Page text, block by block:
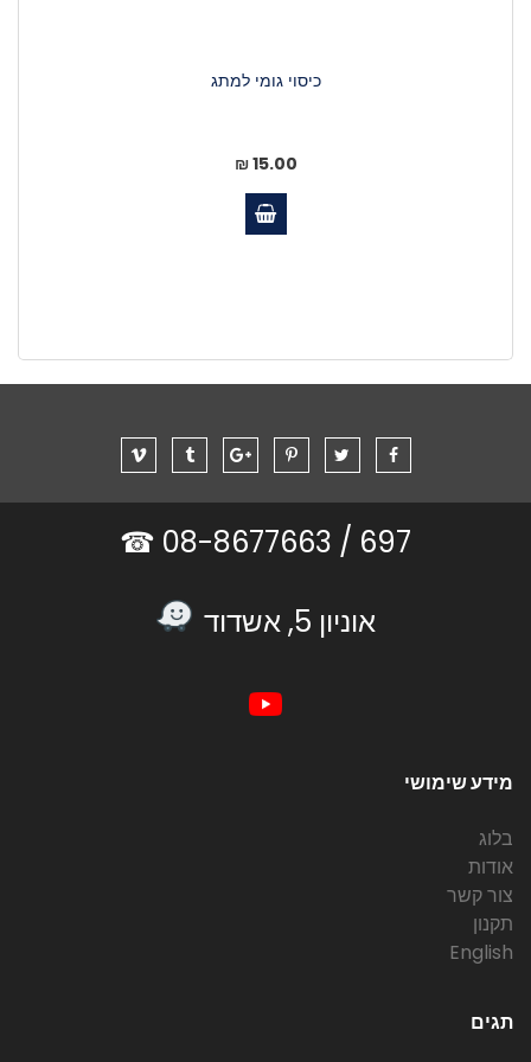
כיסוי גומי למתג
15.00 ₪
697 /
אוניון 5, אשדוד
מידע שימושי
בלוג
אודות
צור קשר
תקנון
English
תגים